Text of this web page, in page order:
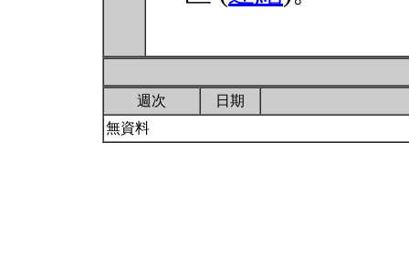
週次
日期
無資料